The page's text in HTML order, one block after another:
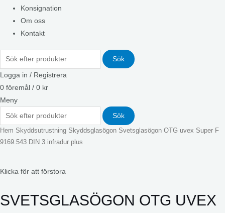
Konsignation
Om oss
Kontakt
Sök
Logga in / Registrera
0 föremål / 0 kr
Meny
Sök
Hem Skyddsutrustning Skyddsglasögon Svetsglasögon OTG uvex Super F
9169.543 DIN 3 infradur plus
Klicka för att förstora
SVETSGLASÖGON OTG UVEX